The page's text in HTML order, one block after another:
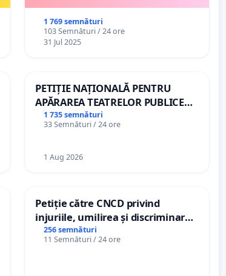
1 769 semnături
103 Semnături / 24 ore
31 Jul 2025
PETIȚIE NAȚIONALĂ PENTRU
APĂRAREA TEATRELOR PUBLICE
DE REPERTORIU DIN ROMÂNIA
1 735 semnături
33 Semnături / 24 ore
1 Aug 2026
Petiție către CNCD privind
injuriile, umilirea și discriminarea
persoanelor cu dizabilități de
către utilizatorul TikTok „Gorici”
256 semnături
11 Semnături / 24 ore